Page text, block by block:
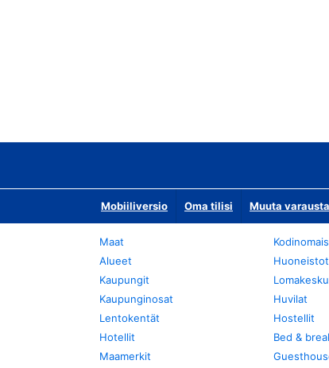
Mobiiliversio Oma tilisi Muuta
Maat
Alueet
Kaupungit
Kaupunginosat
Lentokentät
Hotellit
Maamerkit
Huoneistot
Huvilat
Hostellit
Bed &